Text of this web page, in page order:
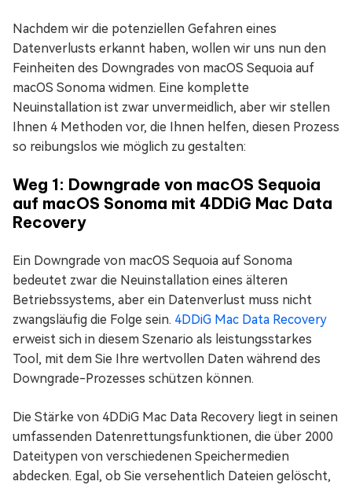
Nachdem wir die potenziellen Gefahren eines
Datenverlusts erkannt haben, wollen wir uns nun den
Feinheiten des Downgrades von macOS Sequoia auf
macOS Sonoma widmen. Eine komplette
Neuinstallation ist zwar unvermeidlich, aber wir stellen
Ihnen 4 Methoden vor, die Ihnen helfen, diesen Prozess
so reibungslos wie möglich zu gestalten:
Weg 1: Downgrade von macOS Sequoia
auf macOS Sonoma mit 4DDiG Mac Data
Recovery
Ein Downgrade von macOS Sequoia auf Sonoma
bedeutet zwar die Neuinstallation eines älteren
Betriebssystems, aber ein Datenverlust muss nicht
zwangsläufig die Folge sein. 4DDiG Mac Data Recovery
erweist sich in diesem Szenario als leistungsstarkes
Tool, mit dem Sie Ihre wertvollen Daten während des
Downgrade-Prozesses schützen können.
Die Stärke von 4DDiG Mac Data Recovery liegt in seinen
umfassenden Datenrettungsfunktionen, die über 2000
Dateitypen von verschiedenen Speichermedien
abdecken. Egal, ob Sie versehentlich Dateien gelöscht,